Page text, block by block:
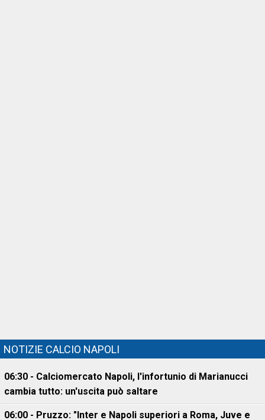
NOTIZIE CALCIO NAPOLI
06:30 - Calciomercato Napoli, l'infortunio di Marianucci
cambia tutto: un'uscita può saltare
06:00 - Pruzzo: "Inter e Napoli superiori a Roma, Juve e